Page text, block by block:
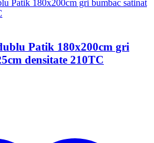
Patik 180x200cm gri
densitate 210TC